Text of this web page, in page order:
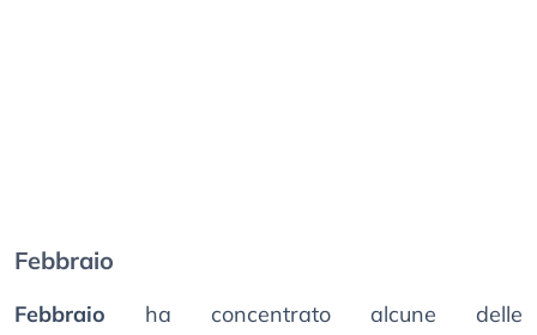
Febbraio
Febbraio ha concentrato alcune delle